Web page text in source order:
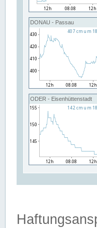
DONAU - Passau
ODER - Eisenhüttenstadt